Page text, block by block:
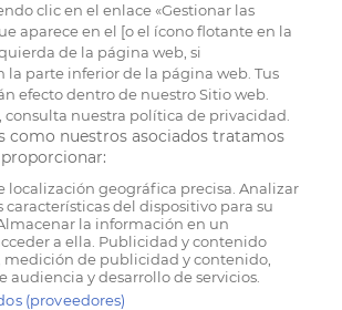
clic en el enlace «Gestionar las
aparece en el [o el ícono flotante en la
de la página web, si
la parte inferior de la página web. Tus
efecto dentro de nuestro Sitio web.
consulta nuestra política de privacidad.
como nuestros asociados tratamos
localización geográfica precisa. Analizar
del dispositivo para su
la información en un
a ella. Publicidad y contenido
medición de publicidad y contenido,
audiencia y desarrollo de servicios.
(proveedores)